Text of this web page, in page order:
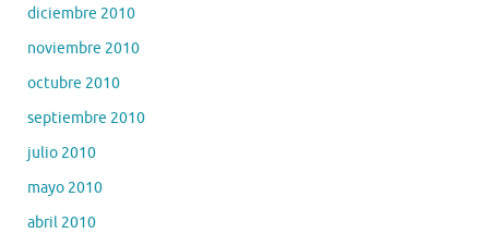
diciembre 2010
noviembre 2010
octubre 2010
septiembre 2010
julio 2010
mayo 2010
abril 2010